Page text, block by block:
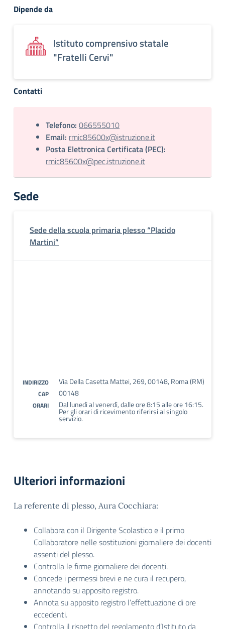
Dipende da
Istituto comprensivo statale
"Fratelli Cervi"
Contatti
Telefono: 066555010
Email: rmic85600x@istruzione.it
Posta Elettronica Certificata (PEC):
rmic85600x@pec.istruzione.it
Sede
Sede della scuola primaria plesso “Placido
Martini”
INDIRIZZO Via Della Casetta Mattei, 269, 00148, Roma (RM)
CAP 00148
ORARI Dal lunedì al venerdì, dalle ore 8:15 alle ore 16:15.
Per gli orari di ricevimento riferirsi al singolo
servizio.
Ulteriori informazioni
La referente di plesso, Aura Cocchiara:
Collabora con il Dirigente Scolastico e il primo
Collaboratore nelle sostituzioni giornaliere dei docenti
assenti del plesso.
Controlla le firme giornaliere dei docenti.
Concede i permessi brevi e ne cura il recupero,
annotando su apposito registro.
Annota su apposito registro l’effettuazione di ore
eccedenti.
Controlla il rispetto del regolamento d’Istituto da